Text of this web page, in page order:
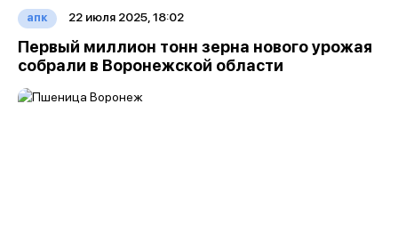
апк 22 июля 2025, 18:02
Первый миллион тонн зерна нового урожая
собрали в Воронежской области